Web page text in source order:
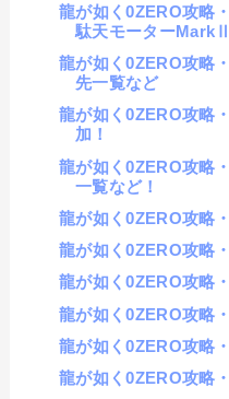
龍が如く0ZERO攻略
駄天モーターMarkⅡ
龍が如く0ZERO攻略
先一覧など
龍が如く0ZERO攻略
加！
龍が如く0ZERO攻略
一覧など！
龍が如く0ZERO攻略
龍が如く0ZERO攻略
龍が如く0ZERO攻略
龍が如く0ZERO攻略
龍が如く0ZERO攻略
龍が如く0ZERO攻略